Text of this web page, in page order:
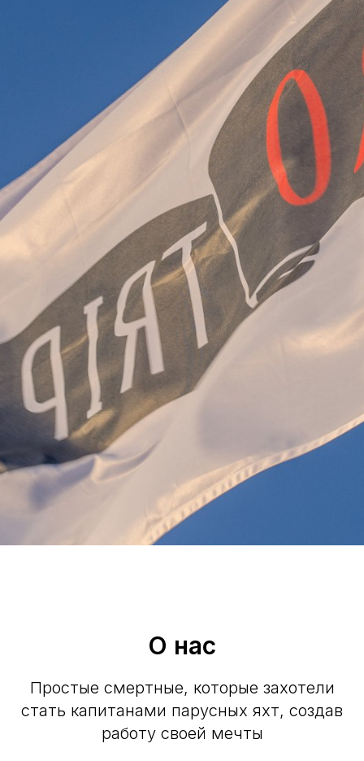
О нас
Простые смертные, которые захотели
стать капитанами парусных яхт, создав
работу своей мечты